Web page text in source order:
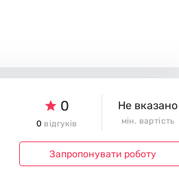
0
0 відгуків
Не вказано
мін. вартість
Запропонувати роботу